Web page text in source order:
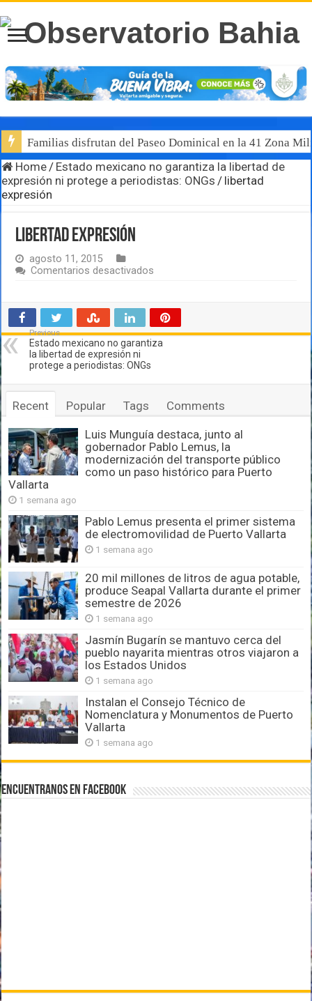
Familias disfrutan del Paseo Dominical en la 41 Zona
Home/ Estado mexicano no garantiza la libertad de
expresión ni protege a periodistas: ONGs / libertad
expresión
libertad expresión
agosto 11, 2015
Comentarios desactivados
Previous
Estado mexicano no garantiza
la libertad de expresión ni
protege a periodistas: ONGs
Recent Popular Tags Comments
Luis Munguía destaca, junto al
gobernador Pablo Lemus, la
modernización del transporte público
como un paso histórico para Puerto
Vallarta
1 semana ago
Pablo Lemus presenta el primer sistema
de electromovilidad de Puerto Vallarta
1 semana ago
20 mil millones de litros de agua potable,
produce Seapal Vallarta durante el primer
semestre de 2026
1 semana ago
Jasmín Bugarín se mantuvo cerca del
pueblo nayarita mientras otros viajaron a
los Estados Unidos
1 semana ago
Instalan el Consejo Técnico de
Nomenclatura y Monumentos de Puerto
Vallarta
1 semana ago
Encuentranos en Facebook